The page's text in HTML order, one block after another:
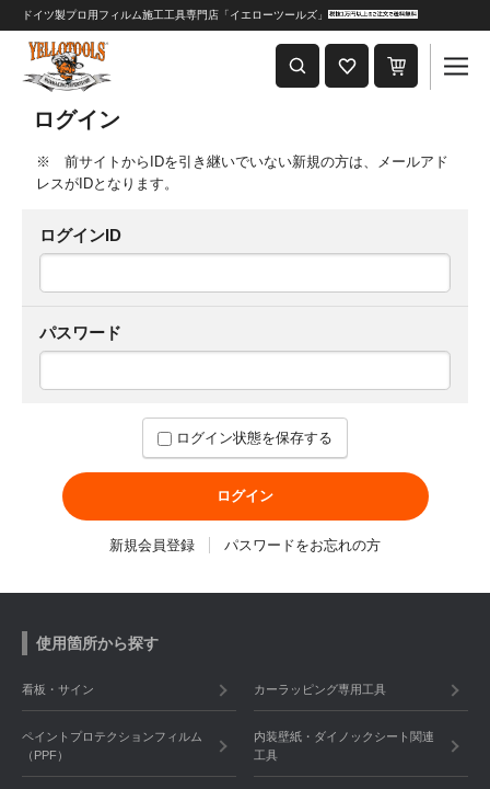
重要なおしらせ
2024年8月1日 価格改定につきまして
ドイツ製プロ用フィルム施工工具専門店「イエローツールズ」
ログイン
※ 前サイトからIDを引き継いでいない新規の方は、メールアド
レスがIDとなります。
ログインID
パスワード
ログイン状態を保存する
新規会員登録 パスワードをお忘れの方
使用箇所から探す
看板・サイン カーラッピング専用工具
ペイントプロテクションフィルム
（PPF）
内装壁紙・ダイノックシート関連
工具